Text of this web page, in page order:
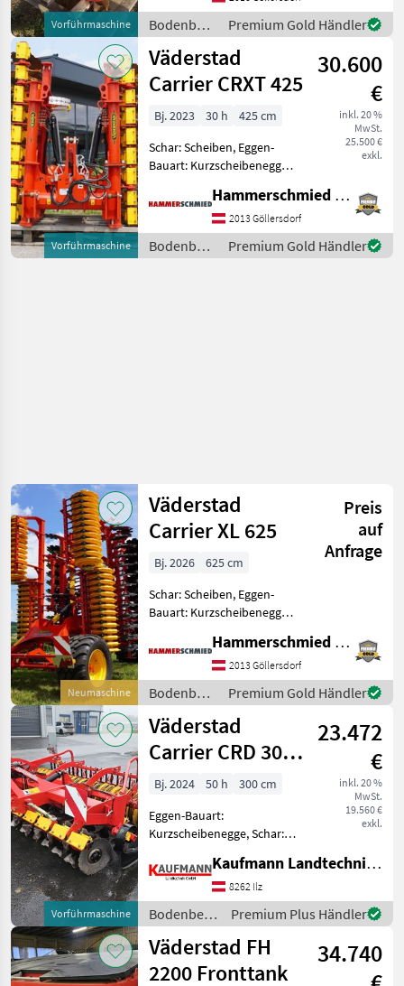
Vorführmaschine
Demomaschine Väderstad
Carrier CR 300 derzeit mit
CrossCutter Disc Aggress
Bodenbearbeitung
/
Väderstad
Premium Gold Händler
Vorführmaschine
Väderstad
Carrier CRXT 425
30.600
€
inkl. 20 %
MwSt.
25.500 €
exkl.
Bj. 2023 30 h
425 cm
Schar: Scheiben, Eggen-
Bauart: Kurzscheibenegge,
Klappvorrichtung,
Nachlaufeinrichtung,
Steinsicherung Väderstad
Kurzscheibenegge Carrier
Hammerschmied GmbH
2013 Göllersdorf
Bodenbearbeitung
/
Premium Gold Händler
Neumaschine
Väderstad
Carrier XL 625
Preis
auf
Anfrage
Bj. 2026
625 cm
Schar: Scheiben, Eggen-
Bauart: Kurzscheibenegge,
Klappvorrichtung,
Nachlaufeinrichtung,
Steinsicherung Väderstad
Kurzscheibenegge Carrier
XL 625 mit
Hammerschmied GmbH
2013 Göllersdorf
Bodenbearbeitung
/
Väderstad
Premium Gold Händler
Vorführmaschine
Väderstad
Carrier CRD 300
CrossCutter
23.472
€
inkl. 20 %
MwSt.
19.560 €
exkl.
Bj. 2024 50 h
300 cm
Eggen-Bauart:
Kurzscheibenegge, Schar:
Beleuchtung CrossCutter
einstellbar, SteelRunner
Schneidringwalze,
hydraulische Ti
Kaufmann Landtechnik GmbH
8262 Ilz
Bodenbearbeitung
/ Väderstad
Premium Plus Händler
Väderstad FH
2200 Fronttank
34.740